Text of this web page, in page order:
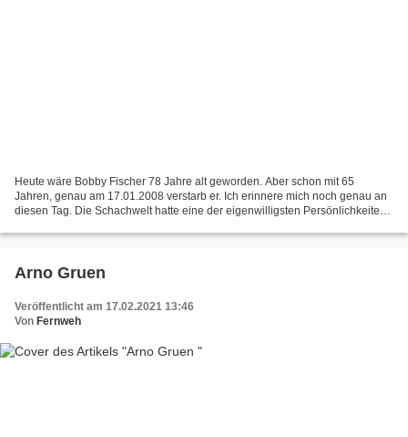
Heute wäre Bobby Fischer 78 Jahre alt geworden. Aber schon mit 65
Jahren, genau am 17.01.2008 verstarb er. Ich erinnere mich noch genau an
diesen Tag. Die Schachwelt hatte eine der eigenwilligsten Persönlichkeiten
Arno Gruen
Veröffentlicht am 17.02.2021 13:46
Von Fernweh